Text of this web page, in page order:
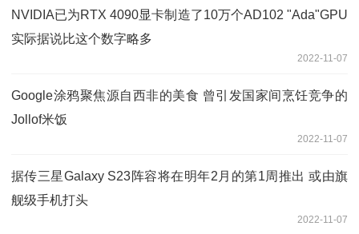
NVIDIA已为RTX 4090显卡制造了10万个AD102 "Ada"GPU
实际据说比这个数字略多
2022-11-07
Google涂鸦聚焦源自西非的美食 曾引发国家间烹饪竞争的
Jollof米饭
2022-11-07
据传三星Galaxy S23阵容将在明年2月的第1周推出 或由旗
舰级手机打头
2022-11-07